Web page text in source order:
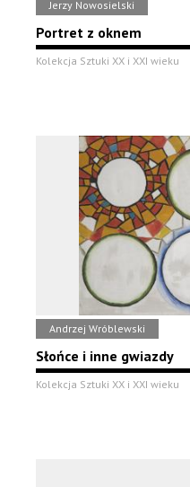
Jerzy Nowosielski
Portret z oknem
Kolekcja Sztuki XX i XXI wieku
Andrzej Wróblewski
Słońce i inne gwiazdy
Kolekcja Sztuki XX i XXI wieku